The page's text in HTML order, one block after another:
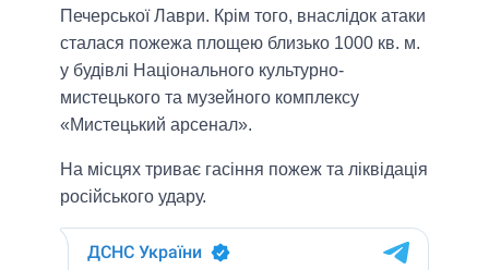
Печерської Лаври. Крім того, внаслідок атаки
сталася пожежа площею близько 1000 кв. м.
у будівлі Національного культурно-
мистецького та музейного комплексу
«Мистецький арсенал».
На місцях триває гасіння пожеж та ліквідація
російського удару.